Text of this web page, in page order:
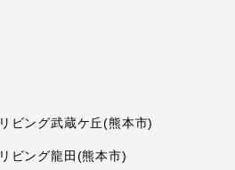
ビング武蔵ケ丘(熊本市)
ビング龍田(熊本市)